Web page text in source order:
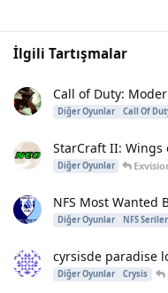
İlgili Tartışmalar
Call of Duty:
Diğer Oyunlar Call Of
StarCraft II: Wings
Diğer Oyunlar
NFS Most Wanted
Diğer Oyunlar NFS
cyrsisde paradise
Diğer Oyunlar Crysis